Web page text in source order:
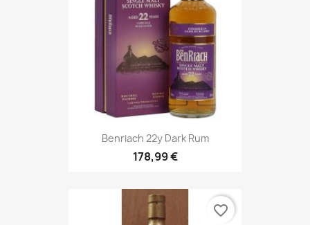
Benriach 22y Dark Rum
178,99 €
favorite_border